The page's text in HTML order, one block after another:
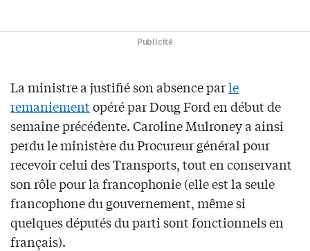
Publicité
La ministre a justifié son absence parle
remaniementopéré par Doug Ford en début de
semaine précédente. Caroline Mulroney a ainsi
perdu le ministère du Procureur général pour
recevoir celui des Transports, tout en conservant
son rôle pour la francophonie (elle est la seule
francophone du gouvernement, même si
quelques députés du parti sont fonctionnels en
français).